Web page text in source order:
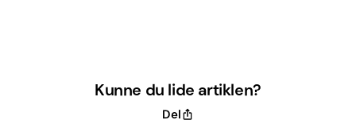
Kunne du lide artiklen?
Del